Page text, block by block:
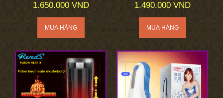
1.650.000 VND 1.490.000 VND